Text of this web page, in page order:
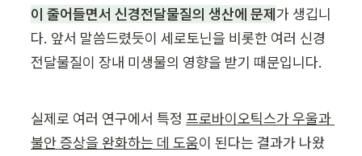
이 줄어들면서 신경전달물질의 생산에 문제가 생깁니
다. 앞서 말씀드렸듯이 세로토닌을 비롯한 여러 신경
전달물질이 장내 미생물의 영향을 받기 때문입니다.
실제로 여러 연구에서 특정 프로바이오틱스가 우울과
불안 증상을 완화하는 데 도움이 된다는 결과가 나왔